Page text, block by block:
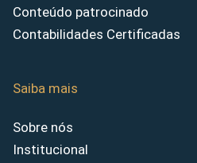
Conteúdo patrocinado
Contabilidades Certificadas
Saiba mais
Sobre nós
Institucional